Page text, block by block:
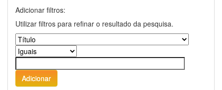
Adicionar filtros:
Utilizar filtros para refinar o resultado da pesquisa.